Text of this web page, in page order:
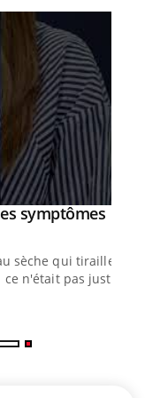
symptômes
sèche qui tiraille,
n'était pas juste